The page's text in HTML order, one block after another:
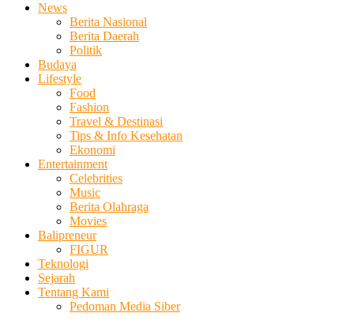
News
Berita Nasional
Berita Daerah
Politik
Budaya
Lifestyle
Food
Fashion
Travel & Destinasi
Tips & Info Kesehatan
Ekonomi
Entertainment
Celebrities
Music
Berita Olahraga
Movies
Balipreneur
FIGUR
Teknologi
Sejarah
Tentang Kami
Pedoman Media Siber